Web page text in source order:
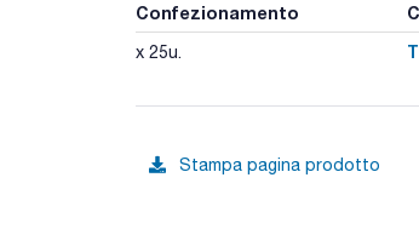
Confezionamento
x 25u.
Stampa pagina prodotto